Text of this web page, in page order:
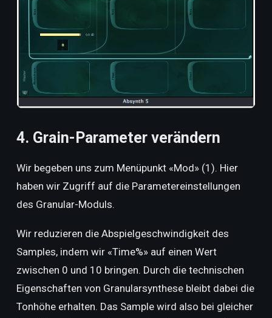
4. Grain-Parameter verändern
Wir begeben uns zum Menüpunkt «Mod» (1). Hier
haben wir Zugriff auf die Parametereinstellungen
des Granular-Moduls.
Wir reduzieren die Abspielgeschwindigkeit des
Samples, indem wir «Time%» auf einen Wert
zwischen 0 und 10 bringen. Durch die technischen
Eigenschaften von Granularsynthese bleibt dabei die
Tonhöhe erhalten. Das Sample wird also bei gleicher